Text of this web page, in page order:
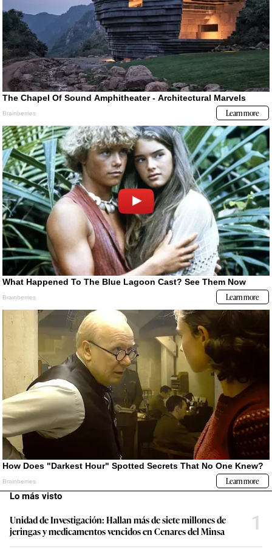
Lo más visto
Unidad de Investigación: Hallan más de siete millones de
jeringas y medicamentos vencidos en Cenares del Minsa
1